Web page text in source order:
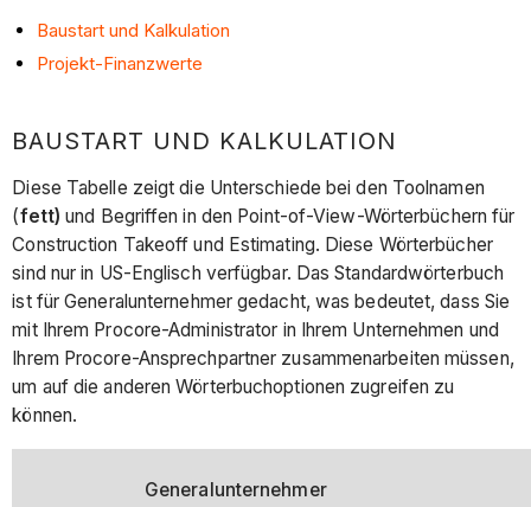
Baustart und Kalkulation
Projekt-Finanzwerte
BAUSTART UND KALKULATION
Diese Tabelle zeigt die Unterschiede bei den Toolnamen
(fett) und Begriffen in den Point-of-View-Wörterbüchern für
Construction Takeoff und Estimating. Diese Wörterbücher
sind nur in US-Englisch verfügbar. Das Standardwörterbuch
ist für Generalunternehmer gedacht, was bedeutet, dass Sie
mit Ihrem Procore-Administrator in Ihrem Unternehmen und
Ihrem Procore-Ansprechpartner zusammenarbeiten müssen,
um auf die anderen Wörterbuchoptionen zugreifen zu
können.
Generalunternehmer